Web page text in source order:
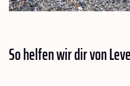
So helfen wir dir von